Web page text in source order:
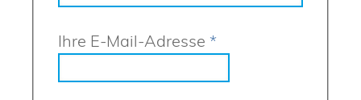
Ihre E-Mail-Adresse *